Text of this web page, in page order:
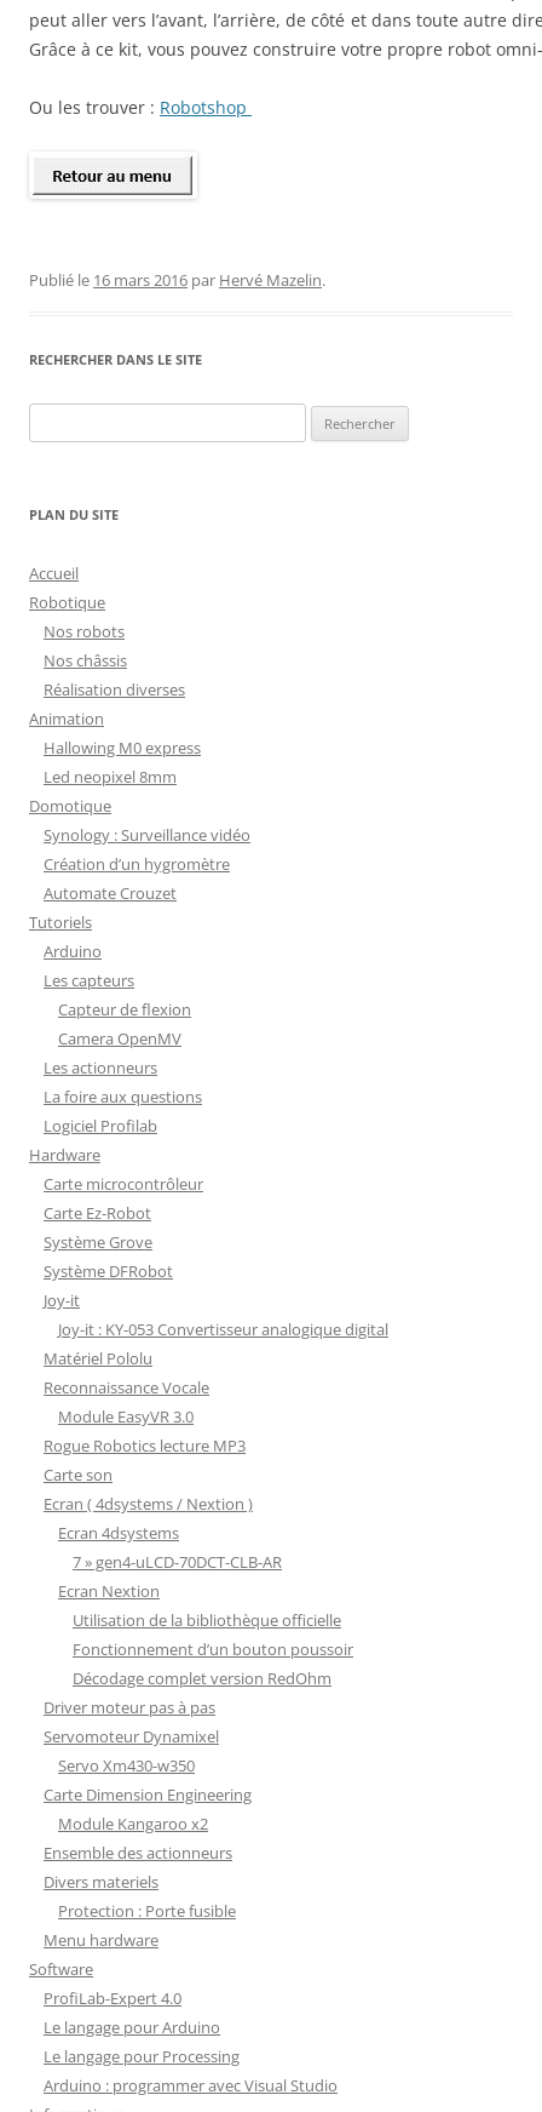
peut aller vers l’avant, l’arrière, de côté et dans toute autre
Grâce à ce kit, vous pouvez construire votre propre robot
Ou les trouver : Robotshop
Publié le 16 mars 2016 par Hervé Mazelin.
RECHERCHER DANS LE SITE
PLAN DU SITE
Accueil
Robotique
Nos robots
Nos châssis
Réalisation diverses
Animation
Hallowing M0 express
Led neopixel 8mm
Domotique
Synology : Surveillance vidéo
Création d’un hygromètre
Automate Crouzet
Tutoriels
Arduino
Les capteurs
Capteur de flexion
Camera OpenMV
Les actionneurs
La foire aux questions
Logiciel Profilab
Hardware
Carte microcontrôleur
Carte Ez-Robot
Système Grove
Système DFRobot
Joy-it
Joy-it : KY-053 Convertisseur analogique digital
Matériel Pololu
Reconnaissance Vocale
Module EasyVR 3.0
Rogue Robotics lecture MP3
Carte son
Ecran ( 4dsystems / Nextion )
Ecran 4dsystems
7 » gen4-uLCD-70DCT-CLB-AR
Ecran Nextion
Utilisation de la bibliothèque officielle
Fonctionnement d’un bouton poussoir
Décodage complet version RedOhm
Driver moteur pas à pas
Servomoteur Dynamixel
Servo Xm430-w350
Carte Dimension Engineering
Module Kangaroo x2
Ensemble des actionneurs
Divers materiels
Protection : Porte fusible
Menu hardware
Software
ProfiLab-Expert 4.0
Le langage pour Arduino
Le langage pour Processing
Arduino : programmer avec Visual Studio